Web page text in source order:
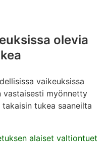
olevia
vaikeuksissa
vastaisesti myönnetty
tukea saaneilta
alaiset valtiontuet